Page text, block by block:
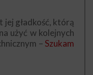
jej gładkość, którą
użyć w kolejnych
– Szukam